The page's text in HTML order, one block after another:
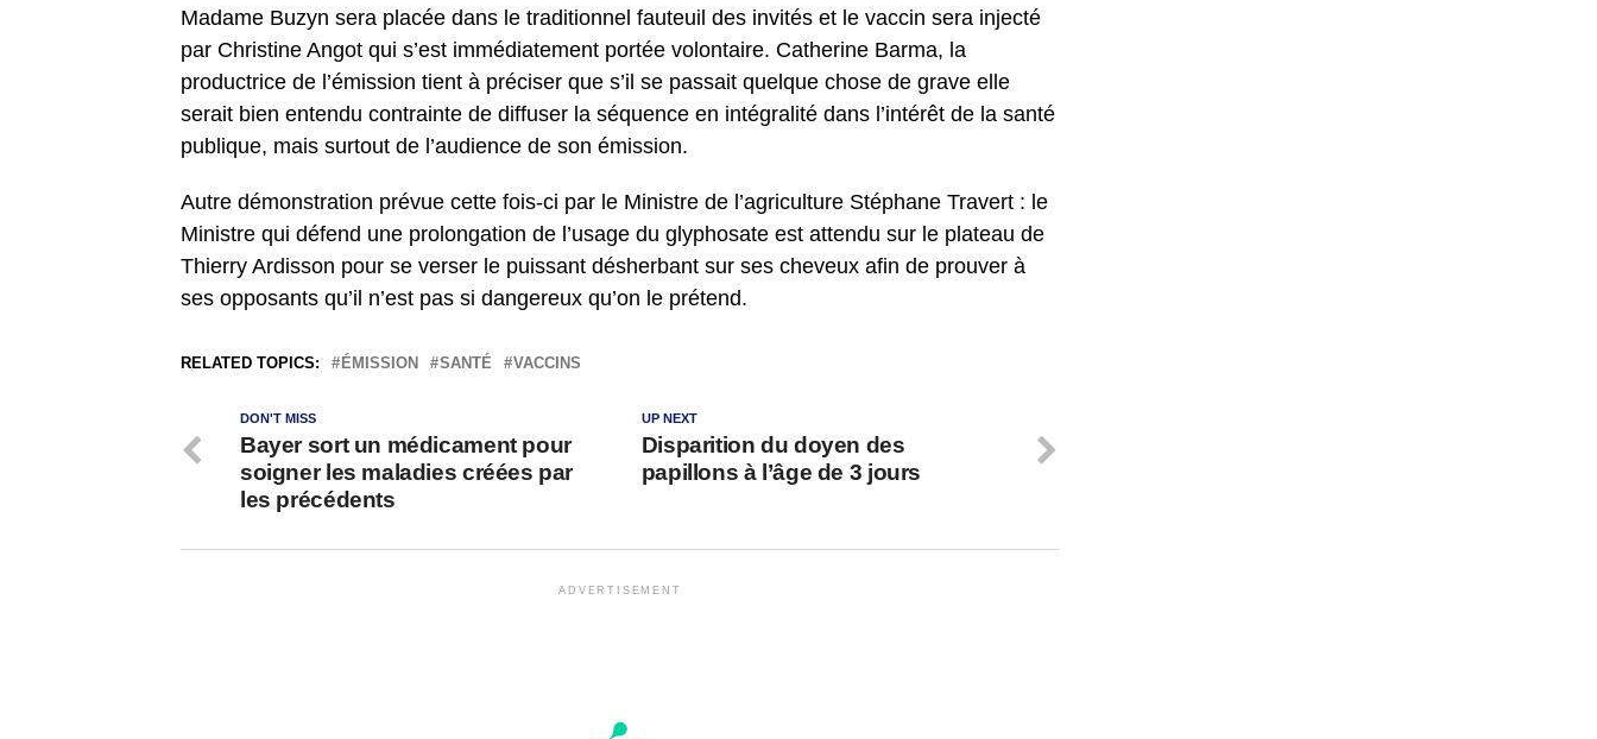
Madame Buzyn sera placée dans le traditionnel fauteuil des invités et le vaccin sera injecté
par Christine Angot qui s’est immédiatement portée volontaire. Catherine Barma, la
productrice de l’émission tient à préciser que s’il se passait quelque chose de grave elle
serait bien entendu contrainte de diffuser la séquence en intégralité dans l’intérêt de la santé
publique, mais surtout de l’audience de son émission.
Autre démonstration prévue cette fois-ci par le Ministre de l’agriculture Stéphane Travert : le
Ministre qui défend une prolongation de l’usage du glyphosate est attendu sur le plateau de
Thierry Ardisson pour se verser le puissant désherbant sur ses cheveux afin de prouver à
ses opposants qu’il n’est pas si dangereux qu’on le prétend.
RELATED TOPICS: ÉMISSION SANTÉ VACCINS
UP NEXT
Disparition du doyen des
papillons à l’âge de 3 jours
DON'T MISS
Bayer sort un médicament pour
soigner les maladies créées par
les précédents
ADVERTISEMENT